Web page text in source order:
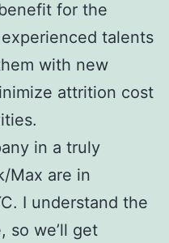
for the
talents
with new
attrition cost
in a truly
Max are in
I understand the
so we’ll get